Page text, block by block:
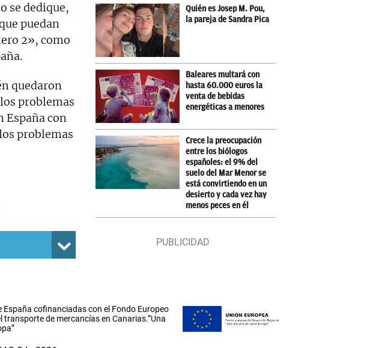
se dedique,
puedan
2», como
quedaron
problemas
España con
problemas
Quién es Josep M. Pou,
la pareja de Sandra Pica
Baleares multará con
hasta 60.000 euros la
venta de bebidas
energéticas a menores
Crece la preocupación
entre los biólogos
españoles: el 9% del
suelo del Mar Menor se
está convirtiendo en un
desierto y cada vez hay
menos peces en él
cofinanciadas con el Fondo Europeo
de mercancías en Canarias.”Una